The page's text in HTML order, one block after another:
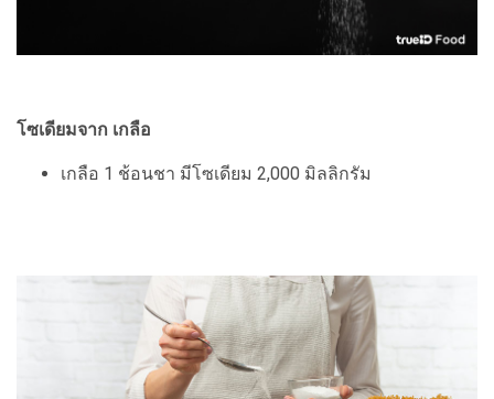
โซเดียมจาก เกลือ
เกลือ 1 ช้อนชา มีโซเดียม 2,000 มิลลิกรัม